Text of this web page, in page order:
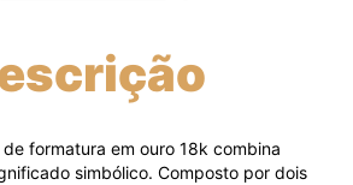
formatura em ouro 18k combina
simbólico. Composto por dois